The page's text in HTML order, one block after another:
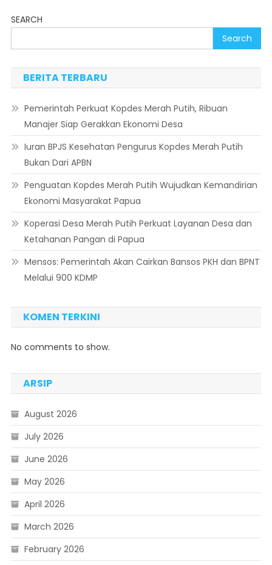
SEARCH
Search
BERITA TERBARU
Pemerintah Perkuat Kopdes Merah Putih, Ribuan
Manajer Siap Gerakkan Ekonomi Desa
Iuran BPJS Kesehatan Pengurus Kopdes Merah Putih
Bukan Dari APBN
Penguatan Kopdes Merah Putih Wujudkan Kemandirian
Ekonomi Masyarakat Papua
Koperasi Desa Merah Putih Perkuat Layanan Desa dan
Ketahanan Pangan di Papua
Mensos: Pemerintah Akan Cairkan Bansos PKH dan BPNT
Melalui 900 KDMP
KOMEN TERKINI
No comments to show.
ARSIP
August 2026
July 2026
June 2026
May 2026
April 2026
March 2026
February 2026